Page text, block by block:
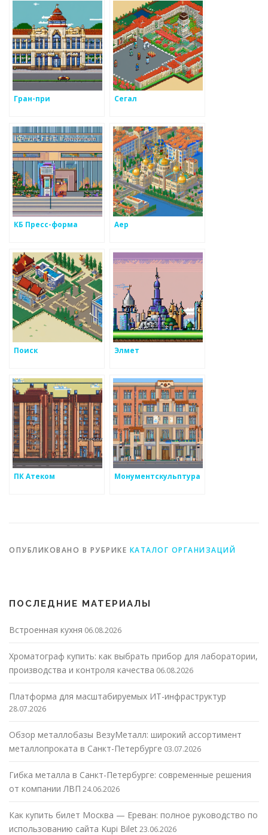
Гран-при Сегал
КБ Пресс-форма Аер
Поиск Элмет
ПК Атеком Монументскульптура
ОПУБЛИКОВАНО В РУБРИКЕ КАТАЛОГ ОРГАНИЗАЦИЙ
ПОСЛЕДНИЕ МАТЕРИАЛЫ
Встроенная кухня 06.08.2026
Хроматограф купить: как выбрать прибор для лаборатории,
производства и контроля качества 06.08.2026
Платформа для масштабируемых ИТ-инфраструктур
28.07.2026
Обзор металлобазы ВезуМеталл: широкий ассортимент
металлопроката в Санкт-Петербурге 03.07.2026
Гибка металла в Санкт-Петербурге: современные решения
от компании ЛВП 24.06.2026
Как купить билет Москва — Ереван: полное руководство по
использованию сайта Kupi Bilet23.06.2026